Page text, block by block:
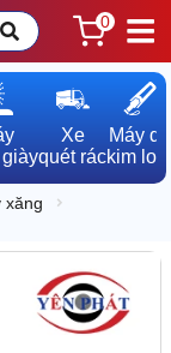
0
Xe
quét rác
Máy dò
kim loại
xăng